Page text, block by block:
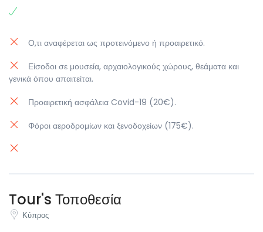
Ο,τι αναφέρεται ως προτεινόμενο ή προαιρετικό.
Είσοδοι σε μουσεία, αρχαιολογικούς χώρους, θεάματα και
γενικά όπου απαιτείται.
Προαιρετική ασφάλεια Covid-19 (20€).
Φόροι αεροδρομίων και ξενοδοχείων (175€).
Tour's Τοποθεσία
Κύπρος